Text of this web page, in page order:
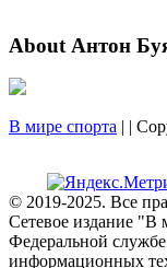
About Антон
В мире спорта | |
© 2019-2025. Все
Сетевое издание "В
Федеральной
информационных